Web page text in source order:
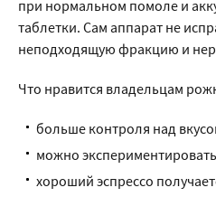
при нормальном помоле и
таблетки. Сам аппарат не
неподходящую фракцию и
Что нравится владельцам
больше контроля над
можно
хороший эспрессо